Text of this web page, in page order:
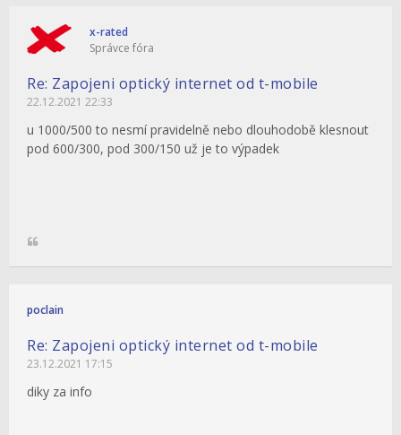
x-rated
Správce fóra
Re: Zapojeni optický internet od t-mobile
22.12.2021 22:33
u 1000/500 to nesmí pravidelně nebo dlouhodobě klesnout
pod 600/300, pod 300/150 už je to výpadek
poclain
Re: Zapojeni optický internet od t-mobile
23.12.2021 17:15
diky za info